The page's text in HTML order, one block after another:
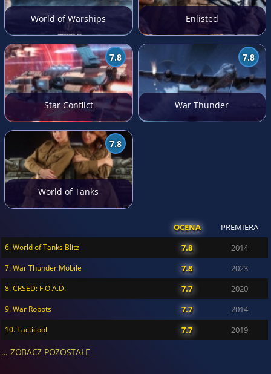
World of Warships Enlisted
7.8
Star Conflict
7.8
War Thunder
7.8
World of Tanks
OCENA PREMIERA
6. World of Tanks Blitz 7.8 2014
7. War Thunder Mobile 7.8 2023
8. CRSED: F.O.A.D. 7.7 2020
9. War Robots 7.7 2014
10. Tacticool 7.7 2019
... ZOBACZ POZOSTAŁE